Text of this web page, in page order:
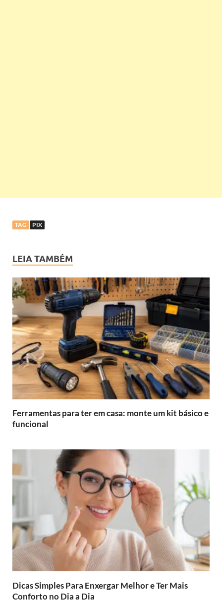
TAG PIX
LEIA TAMBÉM
Ferramentas para ter em casa: monte um kit básico e
funcional
Dicas Simples Para Enxergar Melhor e Ter Mais
Conforto no Dia a Dia